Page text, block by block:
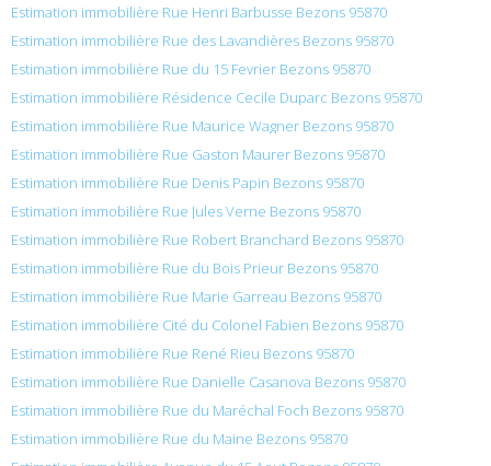
Estimation immobilière Rue Henri Barbusse Bezons 95870
Estimation immobilière Rue des Lavandières Bezons 95870
Estimation immobilière Rue du 15 Fevrier Bezons 95870
Estimation immobilière Résidence Cecile Duparc Bezons 95870
Estimation immobilière Rue Maurice Wagner Bezons 95870
Estimation immobilière Rue Gaston Maurer Bezons 95870
Estimation immobilière Rue Denis Papin Bezons 95870
Estimation immobilière Rue Jules Verne Bezons 95870
Estimation immobilière Rue Robert Branchard Bezons 95870
Estimation immobilière Rue du Bois Prieur Bezons 95870
Estimation immobilière Rue Marie Garreau Bezons 95870
Estimation immobilière Cité du Colonel Fabien Bezons 95870
Estimation immobilière Rue René Rieu Bezons 95870
Estimation immobilière Rue Danielle Casanova Bezons 95870
Estimation immobilière Rue du Maréchal Foch Bezons 95870
Estimation immobilière Rue du Maine Bezons 95870